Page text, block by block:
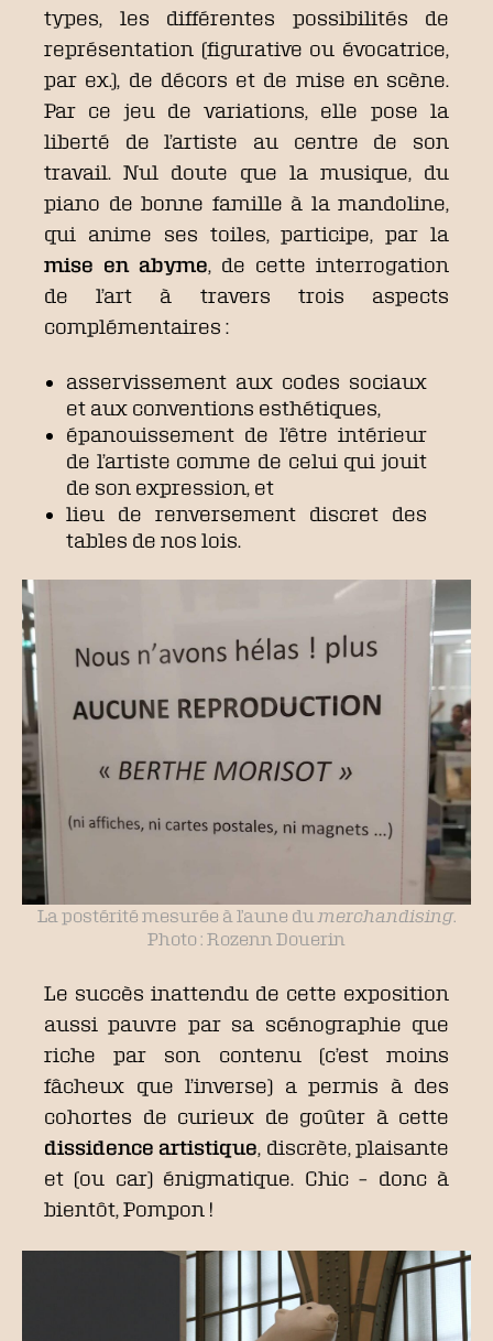
types, les différentes possibilités de
représentation (figurative ou évocatrice,
par ex.), de décors et de mise en scène.
Par ce jeu de variations, elle pose la
liberté de l’artiste au centre de son
travail. Nul doute que la musique, du
piano de bonne famille à la mandoline,
qui anime ses toiles, participe, par la
mise en abyme, de cette interrogation
de l’art à travers trois aspects
complémentaires :
asservissement aux codes sociaux
et aux conventions esthétiques,
épanouissement de l’être intérieur
de l’artiste comme de celui qui jouit
de son expression, et
lieu de renversement discret des
tables de nos lois.
La postérité mesurée à l’aune du merchandising.
Photo : Rozenn Douerin
Le succès inattendu de cette exposition
aussi pauvre par sa scénographie que
riche par son contenu (c’est moins
fâcheux que l’inverse) a permis à des
cohortes de curieux de goûter à cette
dissidence artistique, discrète, plaisante
et (ou car) énigmatique. Chic – donc à
bientôt, Pompon !